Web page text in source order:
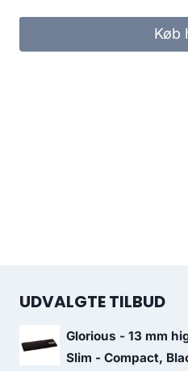
199.00 kr..
Køb
UDVALGTE TILBUD
Glorious - 13 mm
Slim - Compact,